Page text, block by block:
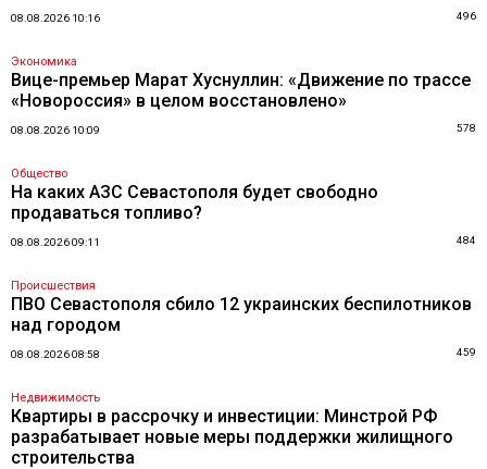
08.08.2026 10:16 496
Экономика
Вице-премьер Марат Хуснуллин: «Движение по трассе
«Новороссия» в целом восстановлено»
08.08.2026 10:09 578
Общество
На каких АЗС Севастополя будет свободно
продаваться топливо?
08.08.2026 09:11 484
Происшествия
ПВО Севастополя сбило 12 украинских беспилотников
над городом
08.08.2026 08:58 459
Недвижимость
Квартиры в рассрочку и инвестиции: Минстрой РФ
разрабатывает новые меры поддержки жилищного
строительства